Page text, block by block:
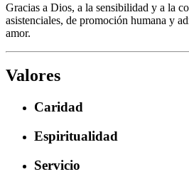
Gracias a Dios, a la sensibilidad y a la
asistenciales, de promoción humana y
amor.
Valores
Caridad
Espiritualidad
Servicio